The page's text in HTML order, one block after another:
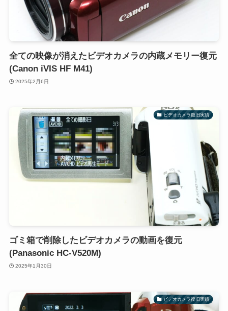
全ての映像が消えたビデオカメラの内蔵メモリー復元
(Canon iVIS HF M41)
2025年2月6日
ビデオカメラ復旧実績
ゴミ箱で削除したビデオカメラの動画を復元
(Panasonic HC-V520M)
2025年1月30日
ビデオカメラ復旧実績